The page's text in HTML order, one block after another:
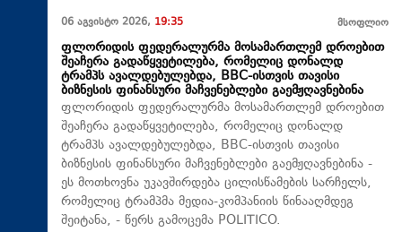
06 აგვისტო 2026, 19:35 მსოფლიო
ფლორიდის ფედერალურმა მოსამართლემ დროებით
შეაჩერა გადაწყვეტილება, რომელიც დონალდ
ტრამპს ავალდებულებდა, BBC-ისთვის თავისი
ბიზნესის ფინანსური მაჩვენებლები გაემჟღავნებინა
ფლორიდის ფედერალურმა მოსამართლემ დროებით
შეაჩერა გადაწყვეტილება, რომელიც დონალდ
ტრამპს ავალდებულებდა, BBC-ისთვის თავისი
ბიზნესის ფინანსური მაჩვენებლები გაემჟღავნებინა -
ეს მოთხოვნა უკავშირდება ცილისწამების სარჩელს,
რომელიც ტრამპმა მედია-კომპანიის წინააღმდეგ
შეიტანა, - წერს გამოცემა POLITICO.